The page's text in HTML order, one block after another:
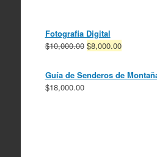
Fotografia Digital
$10,000.00 El
original
era:
$8,000.00El
actual
es:
Guía de Senderos de
$18,000.00